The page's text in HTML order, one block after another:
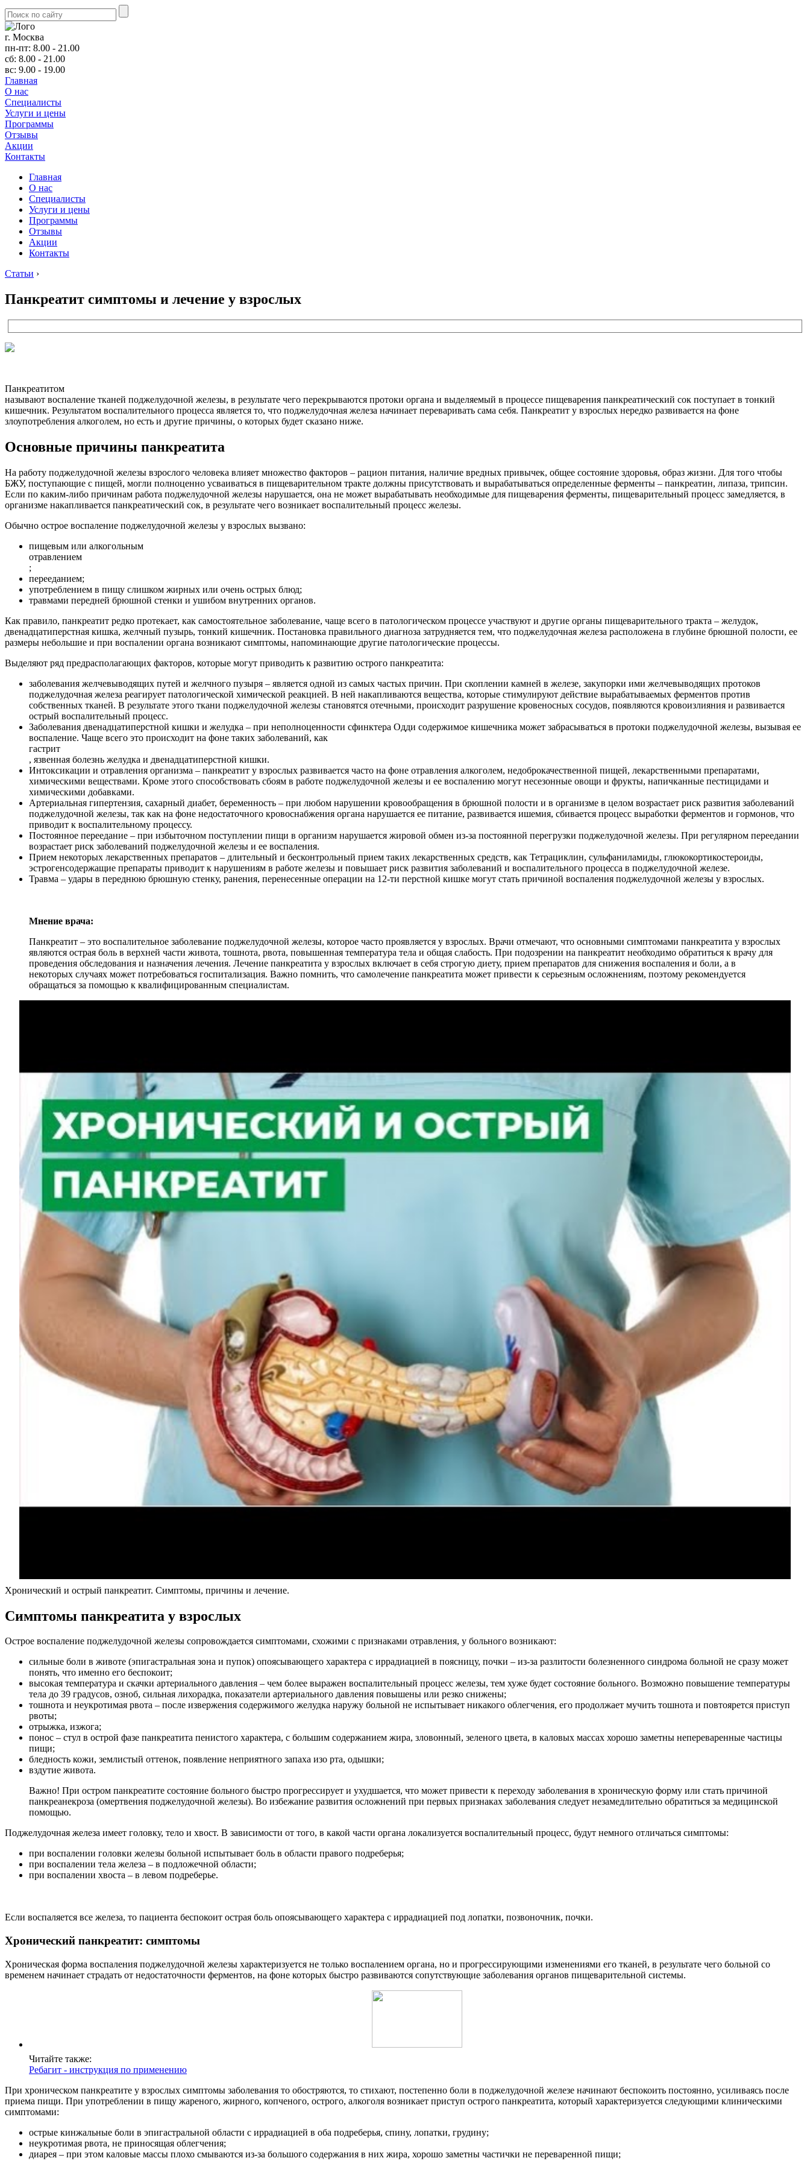
г. Москва
пн-пт: 8.00 - 21.00
сб: 8.00 - 21.00
вс: 9.00 - 19.00
Главная
О нас
Cпециалисты
Услуги и цены
Программы
Отзывы
Акции
Контакты
Главная
О нас
Cпециалисты
Услуги и цены
Программы
Отзывы
Акции
Контакты
Статьи ›
Панкреатит симптомы и лечение у взрослых
Панкреатитом
называют воспаление тканей поджелудочной железы, в результате чего перекрываются протоки органа и выделяемый в процессе пищеварения панкреатический сок поступает в тонкий
кишечник. Результатом воспалительного процесса является то, что поджелудочная железа начинает переваривать сама себя. Панкреатит у взрослых нередко развивается на фоне
злоупотребления алкоголем, но есть и другие причины, о которых будет сказано ниже.
Основные причины панкреатита
На работу поджелудочной железы взрослого человека влияет множество факторов – рацион питания, наличие вредных привычек, общее состояние здоровья, образ жизни. Для того чтобы
БЖУ, поступающие с пищей, могли полноценно усваиваться в пищеварительном тракте должны присутствовать и вырабатываться определенные ферменты – панкреатин, липаза, трипсин.
Если по каким-либо причинам работа поджелудочной железы нарушается, она не может вырабатывать необходимые для пищеварения ферменты, пищеварительный процесс замедляется, в
организме накапливается панкреатический сок, в результате чего возникает воспалительный процесс железы.
Обычно острое воспаление поджелудочной железы у взрослых вызвано:
пищевым или алкогольным
отравлением
;
перееданием;
употреблением в пищу слишком жирных или очень острых блюд;
травмами передней брюшной стенки и ушибом внутренних органов.
Как правило, панкреатит редко протекает, как самостоятельное заболевание, чаще всего в патологическом процессе участвуют и другие органы пищеварительного тракта – желудок,
двенадцатиперстная кишка, желчный пузырь, тонкий кишечник. Постановка правильного диагноза затрудняется тем, что поджелудочная железа расположена в глубине брюшной полости, ее
размеры небольшие и при воспалении органа возникают симптомы, напоминающие другие патологические процессы.
Выделяют ряд предрасполагающих факторов, которые могут приводить к развитию острого панкреатита:
заболевания желчевыводящих путей и желчного пузыря – является одной из самых частых причин. При скоплении камней в железе, закупорки ими желчевыводящих протоков
поджелудочная железа реагирует патологической химической реакцией. В ней накапливаются вещества, которые стимулируют действие вырабатываемых ферментов против
собственных тканей. В результате этого ткани поджелудочной железы становятся отечными, происходит разрушение кровеносных сосудов, появляются кровоизлияния и развивается
острый воспалительный процесс.
Заболевания двенадцатиперстной кишки и желудка – при неполноценности сфинктера Одди содержимое кишечника может забрасываться в протоки поджелудочной железы, вызывая ее
воспаление. Чаще всего это происходит на фоне таких заболеваний, как
гастрит
, язвенная болезнь желудка и двенадцатиперстной кишки.
Интоксикации и отравления организма – панкреатит у взрослых развивается часто на фоне отравления алкоголем, недоброкачественной пищей, лекарственными препаратами,
химическими веществами. Кроме этого способствовать сбоям в работе поджелудочной железы и ее воспалению могут несезонные овощи и фрукты, напичканные пестицидами и
химическими добавками.
Артериальная гипертензия, сахарный диабет, беременность – при любом нарушении кровообращения в брюшной полости и в организме в целом возрастает риск развития заболеваний
поджелудочной железы, так как на фоне недостаточного кровоснабжения органа нарушается ее питание, развивается ишемия, сбивается процесс выработки ферментов и гормонов, что
приводит к воспалительному процессу.
Постоянное переедание – при избыточном поступлении пищи в организм нарушается жировой обмен из-за постоянной перегрузки поджелудочной железы. При регулярном переедании
возрастает риск заболеваний поджелудочной железы и ее воспаления.
Прием некоторых лекарственных препаратов – длительный и бесконтрольный прием таких лекарственных средств, как Тетрациклин, сульфаниламиды, глюкокортикостероиды,
эстрогенсодержащие препараты приводит к нарушениям в работе железы и повышает риск развития заболеваний и воспалительного процесса в поджелудочной железе.
Травма – удары в переднюю брюшную стенку, ранения, перенесенные операции на 12-ти перстной кишке могут стать причиной воспаления поджелудочной железы у взрослых.
Мнение врача:
Панкреатит – это воспалительное заболевание поджелудочной железы, которое часто проявляется у взрослых. Врачи отмечают, что основными симптомами панкреатита у взрослых
являются острая боль в верхней части живота, тошнота, рвота, повышенная температура тела и общая слабость. При подозрении на панкреатит необходимо обратиться к врачу для
проведения обследования и назначения лечения. Лечение панкреатита у взрослых включает в себя строгую диету, прием препаратов для снижения воспаления и боли, а в
некоторых случаях может потребоваться госпитализация. Важно помнить, что самолечение панкреатита может привести к серьезным осложнениям, поэтому рекомендуется
обращаться за помощью к квалифицированным специалистам.
Хронический и острый панкреатит. Симптомы, причины и лечение.
Симптомы панкреатита у взрослых
Острое воспаление поджелудочной железы сопровождается симптомами, схожими с признаками отравления, у больного возникают:
сильные боли в животе (эпигастральная зона и пупок) опоясывающего характера с иррадиацией в поясницу, почки – из-за разлитости болезненного синдрома больной не сразу может
понять, что именно его беспокоит;
высокая температура и скачки артериального давления – чем более выражен воспалительный процесс железы, тем хуже будет состояние больного. Возможно повышение температуры
тела до 39 градусов, озноб, сильная лихорадка, показатели артериального давления повышены или резко снижены;
тошнота и неукротимая рвота – после извержения содержимого желудка наружу больной не испытывает никакого облегчения, его продолжает мучить тошнота и повтоярется приступ
рвоты;
отрыжка, изжога;
понос – стул в острой фазе панкреатита пенистого характера, с большим содержанием жира, зловонный, зеленого цвета, в каловых массах хорошо заметны непереваренные частицы
пищи;
бледность кожи, землистый оттенок, появление неприятного запаха изо рта, одышки;
вздутие живота.
Важно! При остром панкреатите состояние больного быстро прогрессирует и ухудшается, что может привести к переходу заболевания в хроническую форму или стать причиной
панкреанекроза (омертвения поджелудочной железы). Во избежание развития осложнений при первых признаках заболевания следует незамедлительно обратиться за медицинской
помощью.
Поджелудочная железа имеет головку, тело и хвост. В зависимости от того, в какой части органа локализуется воспалительный процесс, будут немного отличаться симптомы:
при воспалении головки железы больной испытывает боль в области правого подреберья;
при воспалении тела железа – в подложечной области;
при воспалении хвоста – в левом подреберье.
Если воспаляется все железа, то пациента беспокоит острая боль опоясывающего характера с иррадиацией под лопатки, позвоночник, почки.
Хронический панкреатит: симптомы
Хроническая форма воспаления поджелудочной железы характеризуется не только воспалением органа, но и прогрессирующими изменениями его тканей, в результате чего больной со
временем начинает страдать от недостаточности ферментов, на фоне которых быстро развиваются сопутствующие заболевания органов пищеварительной системы.
Читайте также:
Ребагит - инструкция по применению
При хроническом панкреатите у взрослых симптомы заболевания то обостряются, то стихают, постепенно боли в поджелудочной железе начинают беспокоить постоянно, усиливаясь после
приема пищи. При употреблении в пищу жареного, жирного, копченого, острого, алкоголя возникает приступ острого панкреатита, который характеризуется следующими клиническими
симптомами:
острые кинжальные боли в эпигастральной области с иррадиацией в оба подреберья, спину, лопатки, грудину;
неукротимая рвота, не приносящая облегчения;
диарея – при этом каловые массы плохо смываются из-за большого содержания в них жира, хорошо заметны частички не переваренной пищи;